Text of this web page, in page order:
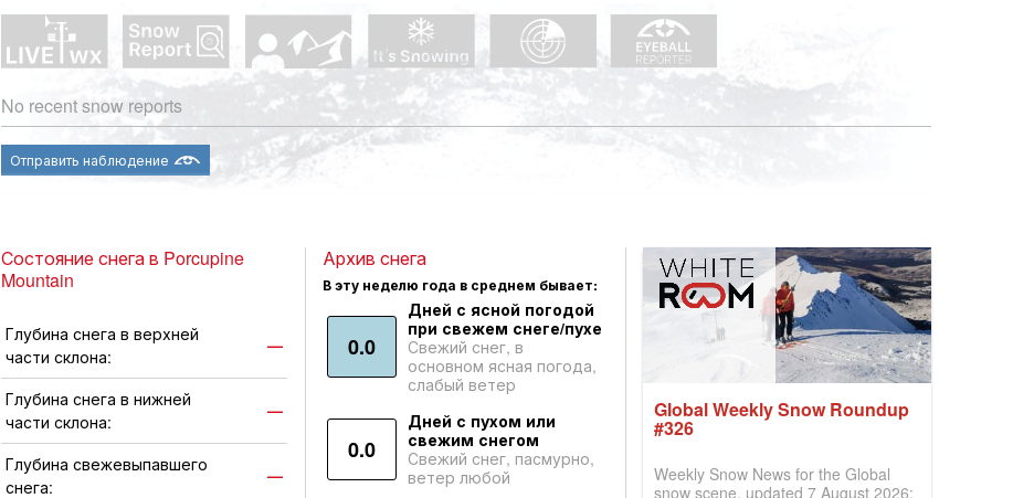
No recent snow reports
Отправить наблюдение
Состояние снега в Porcupine
Mountain
Глубина снега в верхней
части склона:
—
Глубина снега в нижней
части склона:
—
Глубина свежевыпавшего
снега:
—
Архив снега
В эту неделю года в среднем бывает:
0.0
Дней с ясной погодой
при свежем снеге/пухе
Свежий снег, в
основном ясная погода,
слабый ветер
0.0
Дней с пухом или
свежим снегом
Свежий снег, пасмурно,
ветер любой
Global Weekly Snow Roundup
#326
Weekly Snow News for the Global
snow scene, updated 7 August 2026: